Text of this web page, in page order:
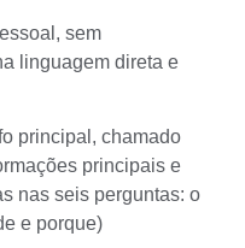
sem
linguagem direta e
principal, chamado
principais e
nas seis perguntas: o
e porque)